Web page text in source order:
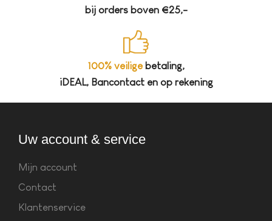
bij orders boven €25,-
100% veiligebetaling,
iDEAL, Bancontact en op rekening
Uw account & service
Mijn account
Contact
Klantenservice